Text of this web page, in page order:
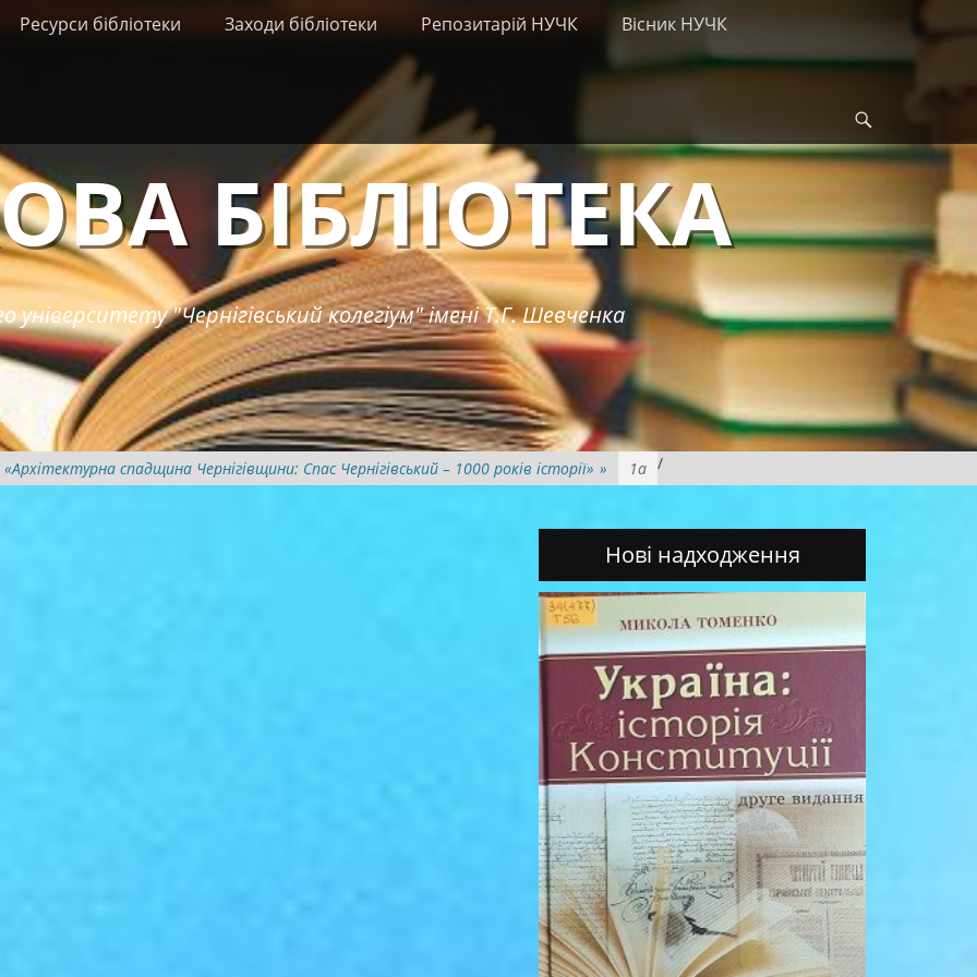
Ресурси бібліотеки Заходи бібліотеки Репозитарій НУЧК
Вісник НУЧК
БІБЛІОТЕКА
університету "Чернігівський колегіум" імені Т.Г. Шевченка
/
спадщина Чернігівщини: Спас Чернігівський – 1000 років історії» » 1а
Нові надходження